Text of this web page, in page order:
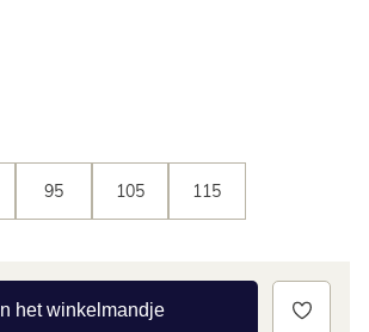
95 105 115
In het winkelmandje